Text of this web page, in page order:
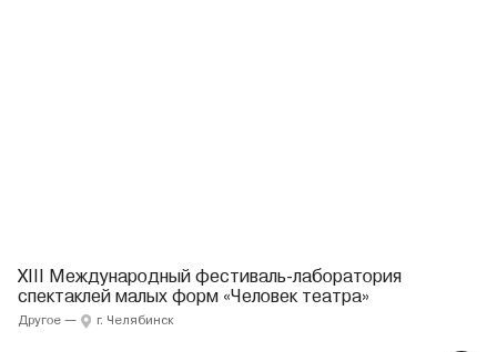
XIII Международный фестиваль-лаборатория
спектаклей малых форм «Человек театра»
Другое — г. Челябинск